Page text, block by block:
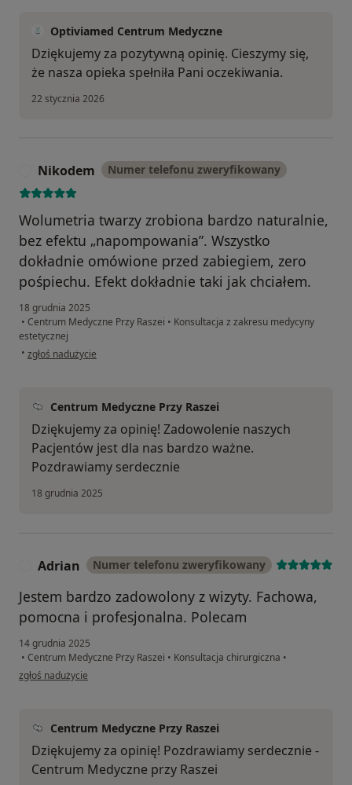
Optiviamed Centrum Medyczne
Dziękujemy za pozytywną opinię. Cieszymy się,
że nasza opieka spełniła Pani oczekiwania.
22 stycznia 2026
Nikodem Numer telefonu zweryfikowany
Wolumetria twarzy zrobiona bardzo naturalnie,
bez efektu „napompowania”. Wszystko
dokładnie omówione przed zabiegiem, zero
pośpiechu. Efekt dokładnie taki jak chciałem.
18 grudnia 2025
• Centrum Medyczne Przy Raszei • Konsultacja z zakresu medycyny
estetycznej
• w opinii użytkownika Nikodem
zgłoś nadużycie
Centrum Medyczne Przy Raszei
Dziękujemy za opinię! Zadowolenie naszych
Pacjentów jest dla nas bardzo ważne.
Pozdrawiamy serdecznie
18 grudnia 2025
Adrian Numer telefonu zweryfikowany
Jestem bardzo zadowolony z wizyty. Fachowa,
pomocna i profesjonalna. Polecam
14 grudnia 2025
• Centrum Medyczne Przy Raszei • Konsultacja chirurgiczna •
w opinii użytkownika Adrian
zgłoś nadużycie
Centrum Medyczne Przy Raszei
Dziękujemy za opinię! Pozdrawiamy serdecznie -
Centrum Medyczne przy Raszei